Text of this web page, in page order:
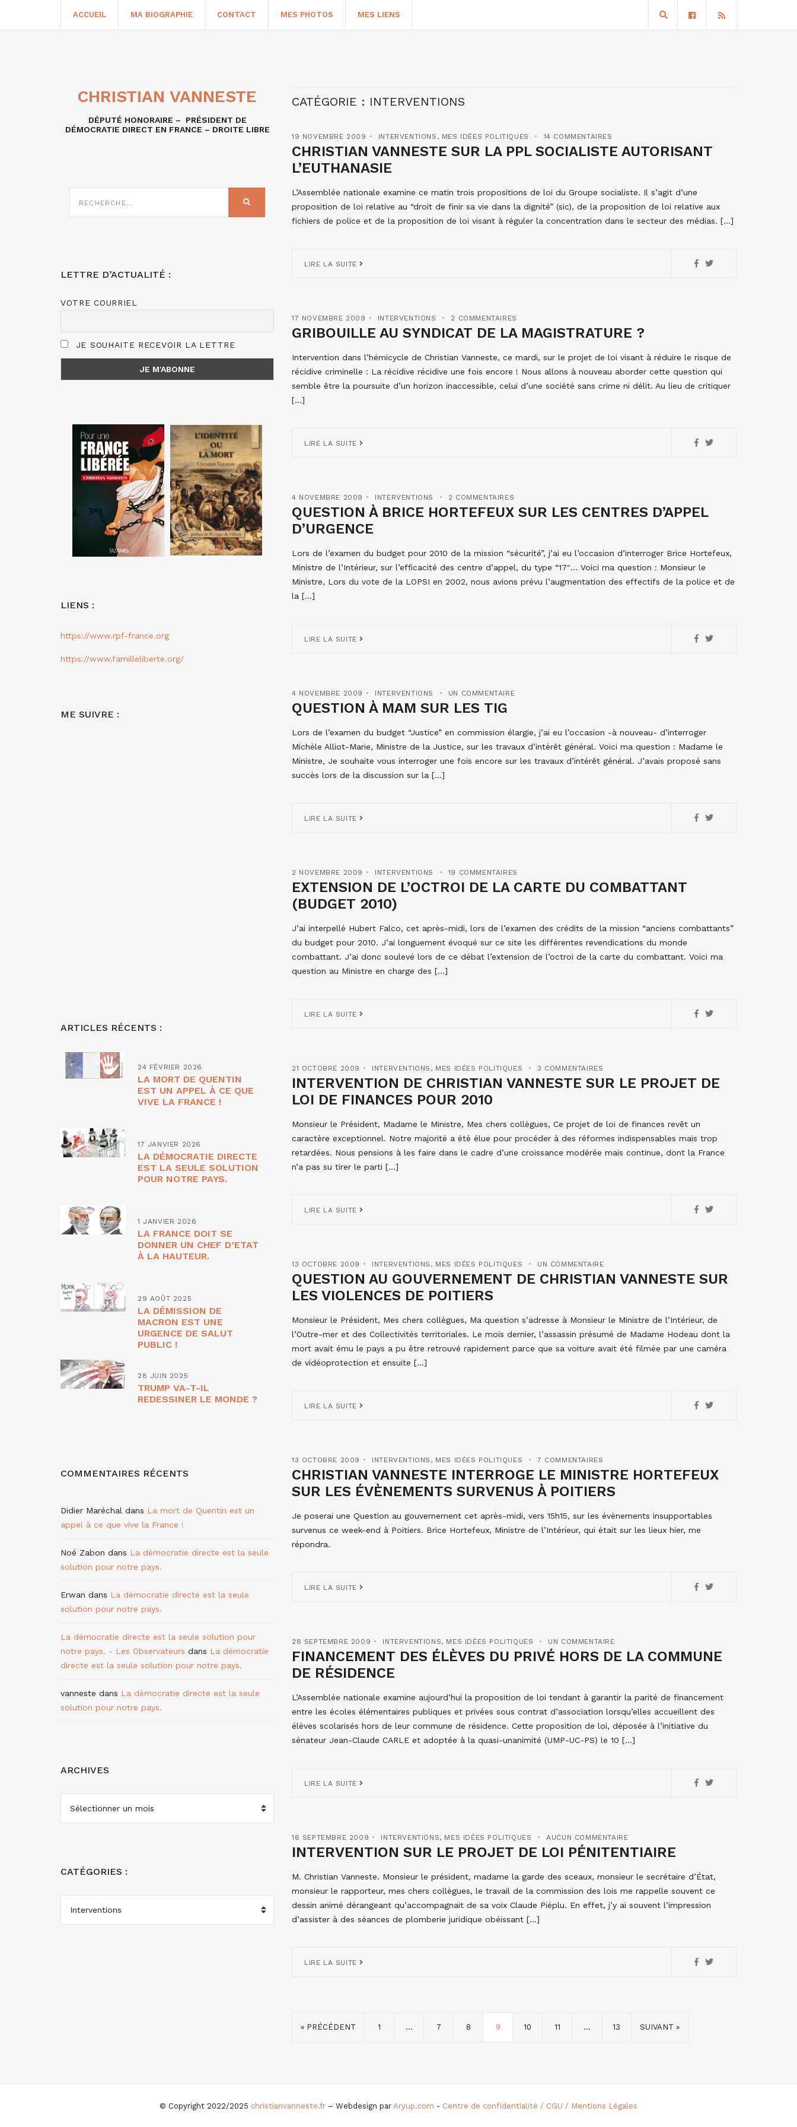
ACCUEIL MA BIOGRAPHIE CONTACT MES PHOTOS MES LIENS
CATÉGORIE : INTERVENTIONS
19 NOVEMBRE 2009 INTERVENTIONS , MES IDÉES POLITIQUES 14 COMMENTAIRES
CHRISTIAN VANNESTE SUR LA PPL SOCIALISTE AUTORISANT
L’EUTHANASIE
L’Assemblée nationale examine ce matin trois propositions de loi du Groupe socialiste. Il s’agit d’une
proposition de loi relative au “droit de finir sa vie dans la dignité” (sic), de la proposition de loi relative aux
fichiers de police et de la proposition de loi visant à réguler la concentration dans le secteur des médias. […]
LIRE LA SUITE
17 NOVEMBRE 2009 INTERVENTIONS 2 COMMENTAIRES
GRIBOUILLE AU SYNDICAT DE LA MAGISTRATURE ?
Intervention dans l’hémicycle de Christian Vanneste, ce mardi, sur le projet de loi visant à réduire le risque de
récidive criminelle : La récidive récidive une fois encore ! Nous allons à nouveau aborder cette question qui
semble être la poursuite d’un horizon inaccessible, celui d’une société sans crime ni délit. Au lieu de critiquer
[…]
LIRE LA SUITE
4 NOVEMBRE 2009 INTERVENTIONS 2 COMMENTAIRES
QUESTION À BRICE HORTEFEUX SUR LES CENTRES D’APPEL
D’URGENCE
Lors de l’examen du budget pour 2010 de la mission “sécurité”, j’ai eu l’occasion d’interroger Brice Hortefeux,
Ministre de l’Intérieur, sur l’efficacité des centre d’appel, du type “17″… Voici ma question : Monsieur le
Ministre, Lors du vote de la LOPSI en 2002, nous avions prévu l’augmentation des effectifs de la police et de
la […]
LIRE LA SUITE
4 NOVEMBRE 2009 INTERVENTIONS UN COMMENTAIRE
QUESTION À MAM SUR LES TIG
Lors de l’examen du budget “Justice” en commission élargie, j’ai eu l’occasion -à nouveau- d’interroger
Michèle Alliot-Marie, Ministre de la Justice, sur les travaux d’intérêt général. Voici ma question : Madame le
Ministre, Je souhaite vous interroger une fois encore sur les travaux d’intérêt général. J’avais proposé sans
succès lors de la discussion sur la […]
LIRE LA SUITE
2 NOVEMBRE 2009 INTERVENTIONS 19 COMMENTAIRES
EXTENSION DE L’OCTROI DE LA CARTE DU COMBATTANT
(BUDGET 2010)
J’ai interpellé Hubert Falco, cet après-midi, lors de l’examen des crédits de la mission “anciens combattants”
du budget pour 2010. J’ai longuement évoqué sur ce site les différentes revendications du monde
combattant. J’ai donc soulevé lors de ce débat l’extension de l’octroi de la carte du combattant. Voici ma
question au Ministre en charge des […]
LIRE LA SUITE
21 OCTOBRE 2009 INTERVENTIONS , MES IDÉES POLITIQUES 3 COMMENTAIRES
INTERVENTION DE CHRISTIAN VANNESTE SUR LE PROJET DE
LOI DE FINANCES POUR 2010
Monsieur le Président, Madame le Ministre, Mes chers collègues, Ce projet de loi de finances revêt un
caractère exceptionnel. Notre majorité a été élue pour procéder à des réformes indispensables mais trop
retardées. Nous pensions à les faire dans le cadre d’une croissance modérée mais continue, dont la France
n’a pas su tirer le parti […]
LIRE LA SUITE
13 OCTOBRE 2009 INTERVENTIONS , MES IDÉES POLITIQUES UN COMMENTAIRE
QUESTION AU GOUVERNEMENT DE CHRISTIAN VANNESTE SUR
LES VIOLENCES DE POITIERS
Monsieur le Président, Mes chers collègues, Ma question s’adresse à Monsieur le Ministre de l’Intérieur, de
l’Outre-mer et des Collectivités territoriales. Le mois dernier, l’assassin présumé de Madame Hodeau dont la
mort avait ému le pays a pu être retrouvé rapidement parce que sa voiture avait été filmée par une caméra
de vidéoprotection et ensuite […]
LIRE LA SUITE
13 OCTOBRE 2009 INTERVENTIONS , MES IDÉES POLITIQUES 7 COMMENTAIRES
CHRISTIAN VANNESTE INTERROGE LE MINISTRE HORTEFEUX
SUR LES ÉVÈNEMENTS SURVENUS À POITIERS
Je poserai une Question au gouvernement cet après-midi, vers 15h15, sur les évènements insupportables
survenus ce week-end à Poitiers. Brice Hortefeux, Ministre de l’Intérieur, qui était sur les lieux hier, me
répondra.
LIRE LA SUITE
28 SEPTEMBRE 2009 INTERVENTIONS, MES IDÉES POLITIQUES UN COMMENTAIRE
FINANCEMENT DES ÉLÈVES DU PRIVÉ HORS DE LA COMMUNE
DE RÉSIDENCE
L’Assemblée nationale examine aujourd’hui la proposition de loi tendant à garantir la parité de financement
entre les écoles élémentaires publiques et privées sous contrat d’association lorsqu’elles accueillent des
élèves scolarisés hors de leur commune de résidence. Cette proposition de loi, déposée à l’initiative du
sénateur Jean-Claude CARLE et adoptée à la quasi-unanimité (UMP-UC-PS) le 10 […]
LIRE LA SUITE
16 SEPTEMBRE 2009 INTERVENTIONS, MES IDÉES POLITIQUES AUCUN COMMENTAIRE
INTERVENTION SUR LE PROJET DE LOI PÉNITENTIAIRE
M. Christian Vanneste. Monsieur le président, madame la garde des sceaux, monsieur le secrétaire d’État,
monsieur le rapporteur, mes chers collègues, le travail de la commission des lois me rappelle souvent ce
dessin animé dérangeant qu’accompagnait de sa voix Claude Piéplu. En effet, j’y ai souvent l’impression
d’assister à des séances de plomberie juridique obéissant […]
LIRE LA SUITE
« PRÉCÉDENT 1 … 7 8 9 10 11 … 13 SUIVANT »
CHRISTIAN VANNESTE
DÉPUTÉ HONORAIRE – PRÉSIDENT DE
DÉMOCRATIE DIRECT EN FRANCE – DROITE LIBRE
SUR
LETTRE D’ACTUALITÉ :
VOTRE COURRIEL
JE SOUHAITE RECEVOIR LA LETTRE
LIENS :
https://www.rpf-france.org
https://www.familleliberte.org/
ME SUIVRE :
ARTICLES RÉCENTS :
24 FÉVRIER 2026
LA MORT DE QUENTIN
EST UN APPEL À CE QUE
VIVE LA FRANCE !
17 JANVIER 2026
LA DÉMOCRATIE DIRECTE
EST LA SEULE SOLUTION
POUR NOTRE PAYS.
1 JANVIER 2026
LA FRANCE DOIT SE
DONNER UN CHEF D’ETAT
À LA HAUTEUR.
29 AOÛT 2025
LA DÉMISSION DE
MACRON EST UNE
URGENCE DE SALUT
PUBLIC !
28 JUIN 2025
TRUMP VA-T-IL
REDESSINER LE MONDE ?
COMMENTAIRES RÉCENTS
Didier Maréchal dans La mort de Quentin est un
appel à ce que vive la France !
Noé Zabon dans La démocratie directe est la seule
solution pour notre pays.
Erwan dans La démocratie directe est la seule
solution pour notre pays.
La démocratie directe est la seule solution pour
notre pays. - Les Observateurs dans La démocratie
directe est la seule solution pour notre pays.
vanneste dans La démocratie directe est la seule
solution pour notre pays.
ARCHIVES
ARCHIVES
CATÉGORIES :
CATÉGORIES
© Copyright 2022/2025 christianvanneste.fr – Webdesign par Aryup.com - Centre de confidentialité / CGU / Mentions Légales